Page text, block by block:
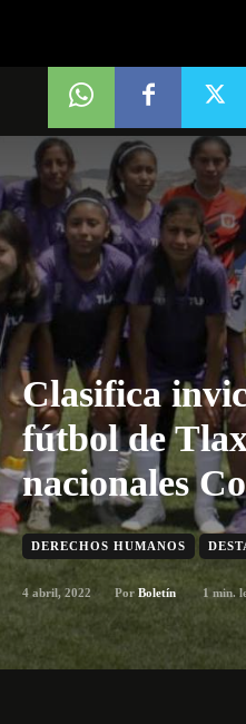
Clasifica
fútbol de
nacionales
DERECHOS HUMANOS
4 abril, 2022 Por Boletín 1 min.